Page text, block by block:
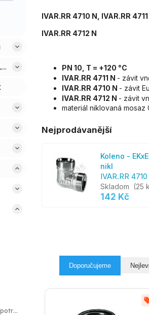
lisovací šroubení, spojky pro ALPEX PRESS
Přechodky - ze závitového potrubí na svěrné šroubení
IVAR.RR 4710 N, IVAR.RR 4711
IVAR.RR 4712 N
PN 10, T = +120 °C
IVAR.RR 4711 N - závit
IVAR.RR 4710 N - závit
IVAR.RR 4712 N - závit
materiál niklovaná mosaz
Nejprodávanější
Koleno -
nikl
IVAR.RR
Skladom (25
142 Kč
Doporučujeme